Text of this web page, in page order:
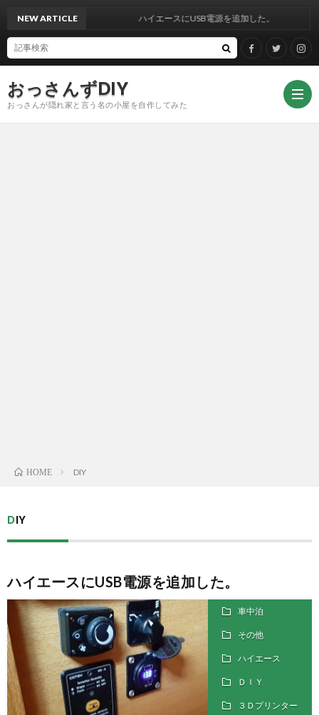
おっさんずDIY
おっさんが隠れ家と言う名の小屋を自作してみた
NEW ARTICLE ハイエースにUSB電源を追加した。
HOME DIY
DIY
ハイエースにUSB電源を追加した。
車中泊
その他
ハイエース
ＤＩＹ
３Ｄプリンター